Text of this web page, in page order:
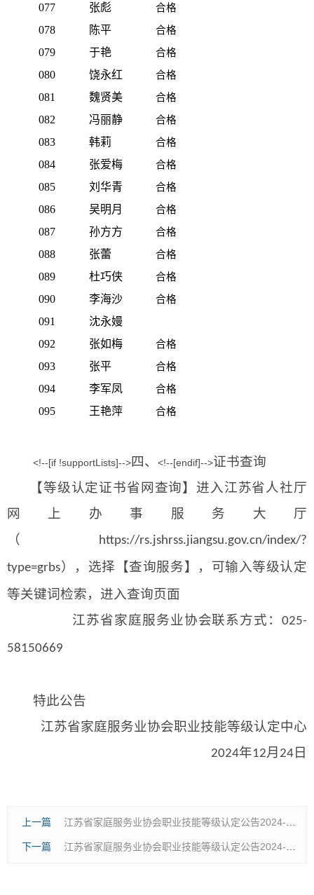
077 张彪 合格
078 陈平 合格
079 于艳 合格
080 饶永红 合格
081 魏贤美 合格
082 冯丽静 合格
083 韩莉 合格
084 张爱梅 合格
085 刘华青 合格
086 吴明月 合格
087 孙方方 合格
088 张蕾 合格
089 杜巧侠 合格
090 李海沙 合格
091
沈永嫚
092
张如梅 合格
093 张平 合格
094 李军凤 合格
095 王艳萍 合格
<!--[if !supportLists]-->四、<!--[endif]-->证书查询
【等级认定证书省网查询】进入江苏省人社厅
网上办事服务大厅
（
https://rs.jshrss.jiangsu.gov.cn/index/?
type=grbs），选择【查询服务】，可输入等级认定
等关键词检索，进入查询页面
江苏省家庭服务业协会联系方式： 025-
58150669
特此公告
江苏省家庭服务业协会职业技能等级认定中心
2024年12月 24 日
上一篇 江苏省家庭服务业协会职业技能等级认定公告2024-00233
下一篇 江苏省家庭服务业协会职业技能等级认定公告2024-00235